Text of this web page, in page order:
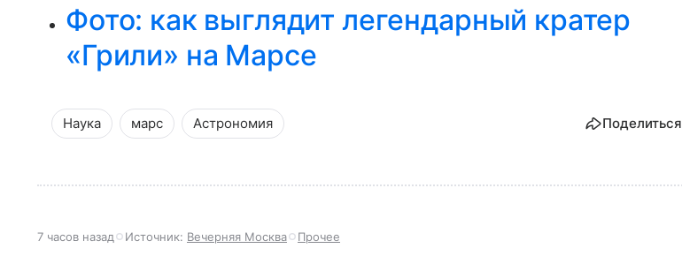
Фото: как выглядит легендарный кратер
«Грили» на Марсе
Наука марс Астрономия Поделиться
7 часов назад Источник: Вечерняя Москва Прочее